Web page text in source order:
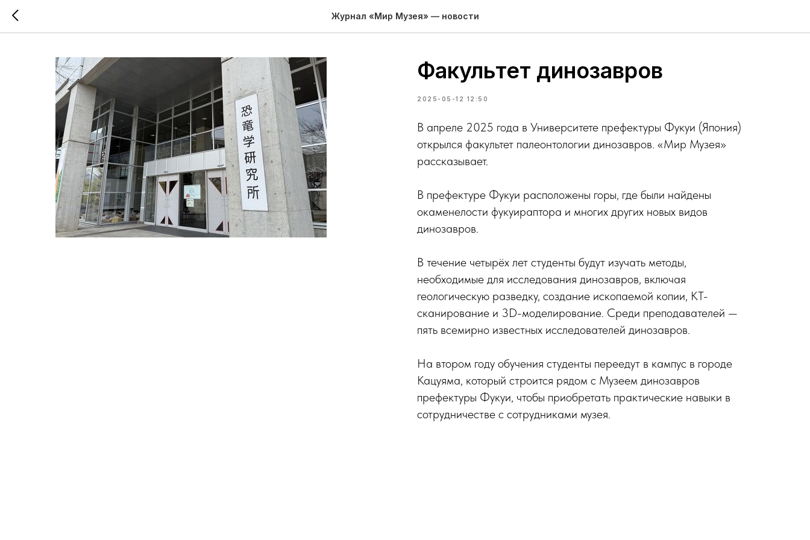
Журнал «Мир Музея» — новости
Факультет динозавров
2025-05-12 12:50
В апреле 2025 года в Университете префектуры Фукуи (Япония)
открылся факультет палеонтологии динозавров. «Мир Музея»
рассказывает.
В префектуре Фукуи расположены горы, где были найдены
окаменелости фукуираптора и многих других новых видов
динозавров.
В течение четырёх лет студенты будут изучать методы,
необходимые для исследования динозавров, включая
геологическую разведку, создание ископаемой копии, КТ-
сканирование и 3D-моделирование. Среди преподавателей —
пять всемирно известных исследователей динозавров.
На втором году обучения студенты переедут в кампус в городе
Кацуяма, который строится рядом с Музеем динозавров
префектуры Фукуи, чтобы приобретать практические навыки в
сотрудничестве с сотрудниками музея.